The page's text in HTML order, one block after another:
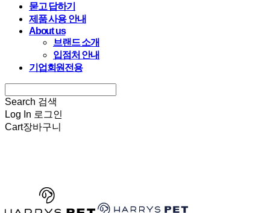
묻고 답하기
제품 사용 안내
About us
브랜드 소개
입점처 안내
기업회원전용
Search 검색
Log In 로그인
Cart장바구니